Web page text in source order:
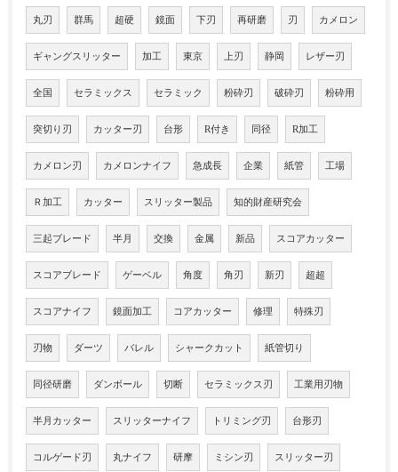
丸刃 群馬 超硬 鏡面 下刃 再研磨 刃 カメロン
ギャングスリッター 加工 東京 上刃 静岡 レザー刃
全国 セラミックス セラミック 粉砕刃 破砕刃 粉砕用
突切り刃 カッター刃 台形 R付き 同径 R加工
カメロン刃 カメロンナイフ 急成長 企業 紙管 工場
Ｒ加工 カッター スリッター製品 知的財産研究会
三起ブレード 半月 交換 金属 新品 スコアカッター
スコアブレード ゲーベル 角度 角刃 新刃 超超
スコアナイフ 鏡面加工 コアカッター 修理 特殊刃
刃物 ダーツ バレル シャークカット 紙管切り
同径研磨 ダンボール 切断 セラミックス刃 工業用刃物
半月カッター スリッターナイフ トリミング刃 台形刃
コルゲード刃 丸ナイフ 研摩 ミシン刃 スリッター刃